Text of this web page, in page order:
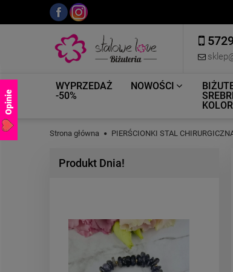
WYPRZEDAŻ
-50%
NOWOŚCI
KOLOR
Strona główna PIERŚCIONKI STAL
Produkt Dnia!
Opinie